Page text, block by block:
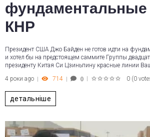
фундаментальные
КНР
Президент США Джо Байден не готов идти на
и хотел бы на предстоящем саммите Группы
президенту Китая Си Цзиньпину красные линии
4 роки ago
714 0 0 (0
детальніше